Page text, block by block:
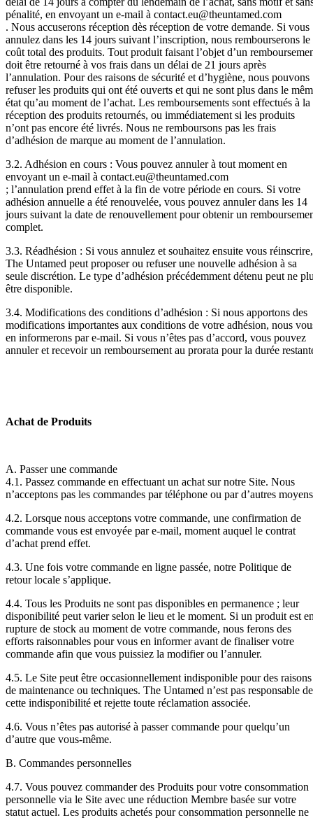
pénalité, en envoyant un e-mail à contact.eu@theuntamed.com
. Nous accuserons réception dès réception de votre demande. Si vous
annulez dans les 14 jours suivant l’inscription, nous rembourserons le
coût total des produits. Tout produit faisant l’objet d’un
doit être retourné à vos frais dans un délai de 21 jours après
l’annulation. Pour des raisons de sécurité et d’hygiène, nous pouvons
refuser les produits qui ont été ouverts et qui ne sont plus dans le
état qu’au moment de l’achat. Les remboursements sont effectués à la
réception des produits retournés, ou immédiatement si les produits
n’ont pas encore été livrés. Nous ne remboursons pas les frais
d’adhésion de marque au moment de l’annulation.
3.2. Adhésion en cours : Vous pouvez annuler à tout moment en
envoyant un e-mail à contact.eu@theuntamed.com
; l’annulation prend effet à la fin de votre période en cours. Si votre
adhésion annuelle a été renouvelée, vous pouvez annuler dans les 14
jours suivant la date de renouvellement pour obtenir un
complet.
3.3. Réadhésion : Si vous annulez et souhaitez ensuite vous réinscrire,
The Untamed peut proposer ou refuser une nouvelle adhésion à sa
seule discrétion. Le type d’adhésion précédemment détenu peut ne
être disponible.
3.4. Modifications des conditions d’adhésion : Si nous apportons des
modifications importantes aux conditions de votre adhésion, nous
en informerons par e-mail. Si vous n’êtes pas d’accord, vous pouvez
annuler et recevoir un remboursement au prorata pour la durée
Achat de Produits
A. Passer une commande
4.1. Passez commande en effectuant un achat sur notre Site. Nous
n’acceptons pas les commandes par téléphone ou par d’autres
4.2. Lorsque nous acceptons votre commande, une confirmation de
commande vous est envoyée par e-mail, moment auquel le contrat
d’achat prend effet.
4.3. Une fois votre commande en ligne passée, notre Politique de
retour locale s’applique.
4.4. Tous les Produits ne sont pas disponibles en permanence ; leur
disponibilité peut varier selon le lieu et le moment. Si un produit est
rupture de stock au moment de votre commande, nous ferons des
efforts raisonnables pour vous en informer avant de finaliser votre
commande afin que vous puissiez la modifier ou l’annuler.
4.5. Le Site peut être occasionnellement indisponible pour des raisons
de maintenance ou techniques. The Untamed n’est pas responsable de
cette indisponibilité et rejette toute réclamation associée.
4.6. Vous n’êtes pas autorisé à passer commande pour quelqu’un
d’autre que vous-même.
B. Commandes personnelles
4.7. Vous pouvez commander des Produits pour votre consommation
personnelle via le Site avec une réduction Membre basée sur votre
statut actuel. Les produits achetés pour consommation personnelle ne